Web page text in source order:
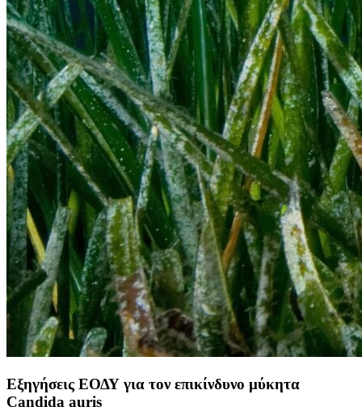
Εξηγήσεις ΕΟΔΥ για τον επικίνδυνο μύκητα
Candida auris